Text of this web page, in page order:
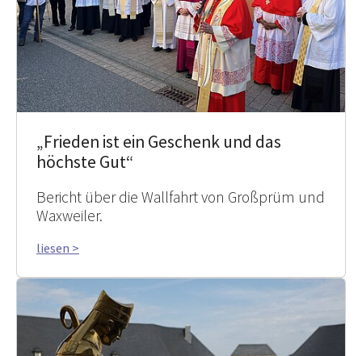
„Frieden ist ein Geschenk und das
höchste Gut“
Bericht über die Wallfahrt von Großprüm und
Waxweiler.
liesen >